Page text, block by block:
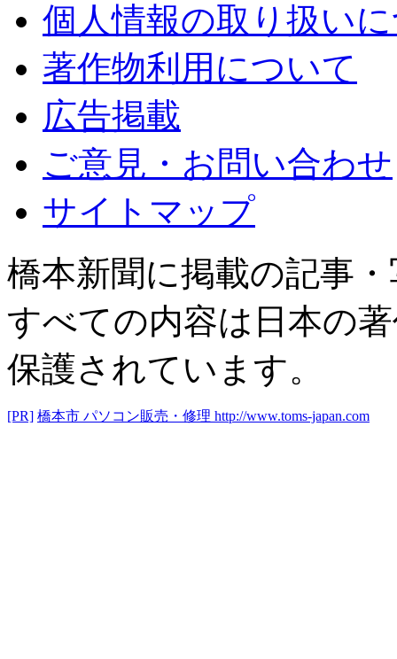
個人情報の取り扱い
著作物利用について
広告掲載
ご意見・お問い合わせ
サイトマップ
橋本新聞に掲載の記事
すべての内容は日本の
保護されています。
[PR] 橋本市 パソコン販売・修理 http://www.toms-japan.com